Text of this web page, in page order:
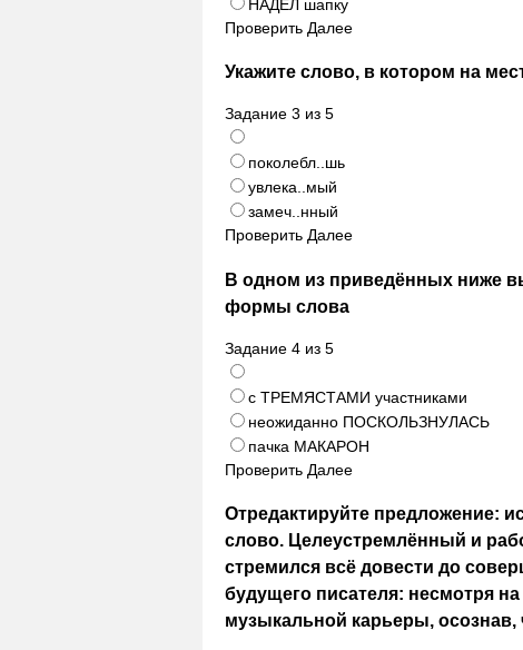
НАДЕЛ шапку
Проверить Далее
Укажите слово, в котором на
Задание 3 из 5
поколебл..шь
увлека..мый
замеч..нный
Проверить Далее
В одном из приведённых ниже
формы слова
Задание 4 из 5
с ТРЕМЯСТАМИ участниками
неожиданно ПОСКОЛЬЗНУЛАСЬ
пачка МАКАРОН
Проверить Далее
Отредактируйте предложение:
слово. Целеустремлённый и
стремился всё довести до
будущего писателя: несмотря
музыкальной карьеры,